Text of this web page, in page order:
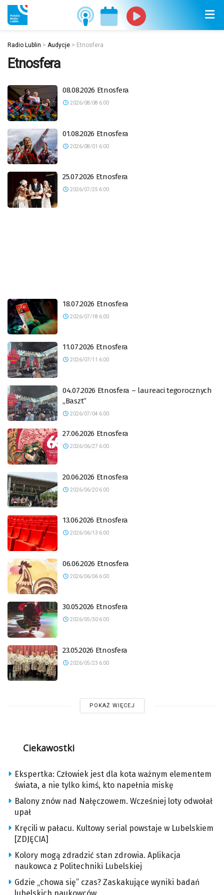
Radio Lublin > Audycje > Etnosfera
Etnosfera
08.08.2026 Etnosfera
2026/08/08 6:00
01.08.2026 Etnosfera
2026/08/01 6:00
25.07.2026 Etnosfera
2026/07/25 6:00
18.07.2026 Etnosfera
2026/07/18 6:00
11.07.2026 Etnosfera
2026/07/11 6:00
04.07.2026 Etnosfera – laureaci tegorocznych
„Baszt”
2026/07/04 6:00
27.06.2026 Etnosfera
2026/06/27 6:00
20.06.2026 Etnosfera
2026/06/20 6:00
13.06.2026 Etnosfera
2026/06/13 6:00
06.06.2026 Etnosfera
2026/06/06 6:00
30.05.2026 Etnosfera
2026/05/30 6:00
23.05.2026 Etnosfera
2026/05/23 6:00
POKAŻ WIĘCEJ
Ciekawostki
Ekspertka: Człowiek jest dla kota ważnym elementem
świata, a nie tylko kimś, kto napełnia miskę
Balony znów nad Nałęczowem. Wcześniej loty odwołał
upał
Kręcili w pałacu. Kultowy serial powstaje w Lubelskiem
[ZDJĘCIA]
Kolory mogą zdradzić stan zdrowia. Aplikacja
naukowca z Politechniki Lubelskiej
Gdzie „chowa się” czas? Zaskakujące wyniki badań